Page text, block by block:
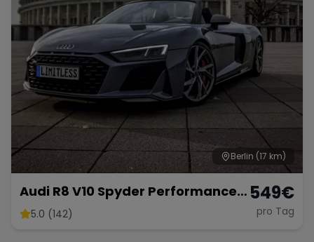
Berlin (17 km)
Audi R8 V10 Spyder Performance
2024 mieten Cabrio Roadster
5.0 (142)
549€
pro Tag